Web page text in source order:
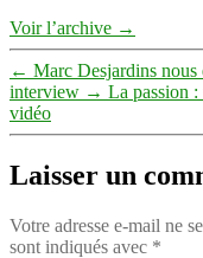
Voir l’archive →
← Marc Desjardins
interview → La passion :
vidéo
Laisser un
Votre adresse e-mail ne
sont indiqués avec *